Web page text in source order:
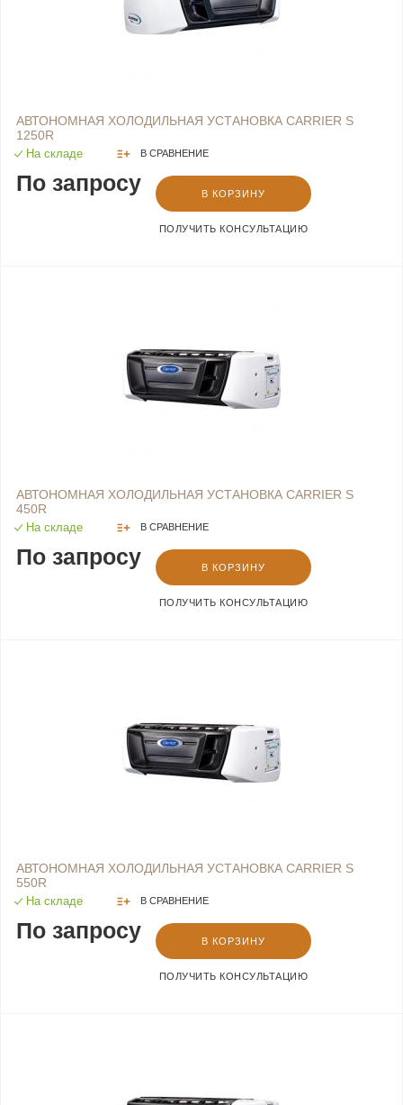
АВТОНОМНАЯ ХОЛОДИЛЬНАЯ УСТАНОВКА CARRIER S
1250R
На складе В СРАВНЕНИЕ
По запросу В КОРЗИНУ
ПОЛУЧИТЬ КОНСУЛЬТАЦИЮ
АВТОНОМНАЯ ХОЛОДИЛЬНАЯ УСТАНОВКА CARRIER S
450R
На складе В СРАВНЕНИЕ
По запросу В КОРЗИНУ
ПОЛУЧИТЬ КОНСУЛЬТАЦИЮ
АВТОНОМНАЯ ХОЛОДИЛЬНАЯ УСТАНОВКА CARRIER S
550R
На складе В СРАВНЕНИЕ
По запросу В КОРЗИНУ
ПОЛУЧИТЬ КОНСУЛЬТАЦИЮ